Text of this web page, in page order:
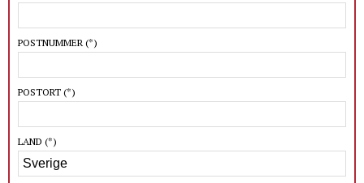
POSTNUMMER (*)
POSTORT (*)
LAND (*)